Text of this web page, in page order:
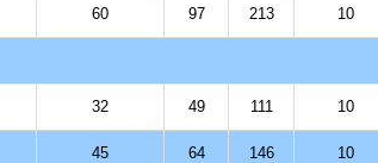
60 97 213 10
32 49 111 10
45 64 146 10